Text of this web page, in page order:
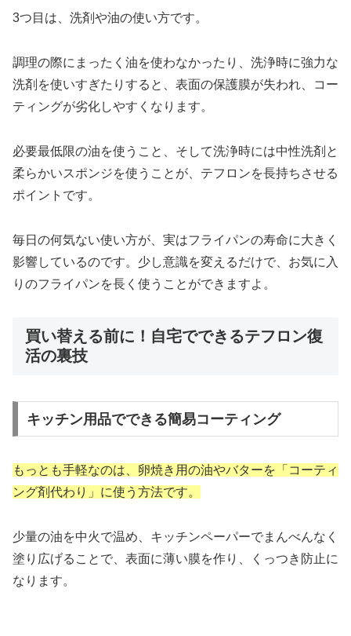
3つ目は、洗剤や油の使い方です。
調理の際にまったく油を使わなかったり、洗浄時に強力な
洗剤を使いすぎたりすると、表面の保護膜が失われ、コー
ティングが劣化しやすくなります。
必要最低限の油を使うこと、そして洗浄時には中性洗剤と
柔らかいスポンジを使うことが、テフロンを長持ちさせる
ポイントです。
毎日の何気ない使い方が、実はフライパンの寿命に大きく
影響しているのです。少し意識を変えるだけで、お気に入
りのフライパンを長く使うことができますよ。
買い替える前に！自宅でできるテフロン復
活の裏技
キッチン用品でできる簡易コーティング
もっとも手軽なのは、卵焼き用の油やバターを「コーティ
ング剤代わり」に使う方法です。
少量の油を中火で温め、キッチンペーパーでまんべんなく
塗り広げることで、表面に薄い膜を作り、くっつき防止に
なります。